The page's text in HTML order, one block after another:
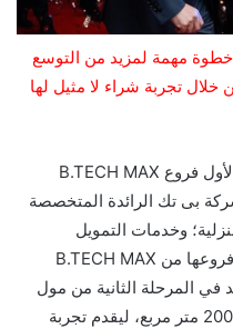
مهمة لمزيد من التوسع
تجربة شراء لا مثيل لها
بعد مرور شهرين على الافتتاح الكبير لأول فروع B.TECH MAX
بى تك الرائدة المتخصصة
وخدمات التمويل
الاستهلاكي في مصر عن افتتاح ثاني فروعها من B.TECH MAX
في المرحلة الثانية من مول
العرب، ويمتد على مساحة تزيد عن 2000 متر مربع، ليقدم تجربة